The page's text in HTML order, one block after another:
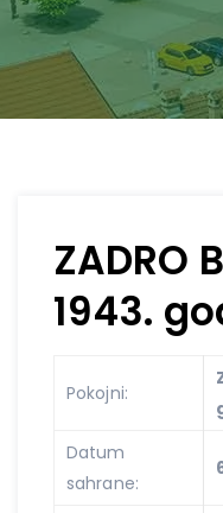
ZADRO
1943.
Pokojni:
Datum
sahrane: